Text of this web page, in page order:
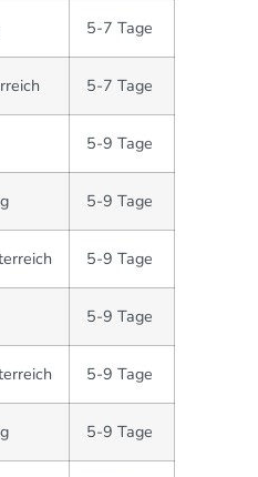
5-7 Tage
5-7 Tage
5-9 Tage
5-9 Tage
5-9 Tage
5-9 Tage
5-9 Tage
5-9 Tage